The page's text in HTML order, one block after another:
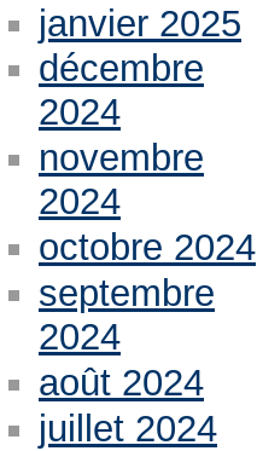
janvier 2025
décembre
2024
novembre
2024
octobre 2024
septembre
2024
août 2024
juillet 2024